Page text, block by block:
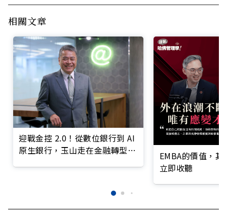
相關文章
迎戰金控 2.0！從數位銀行到 AI
原生銀行，玉山走在金融轉型最
EMBA的價值，
立即收聽